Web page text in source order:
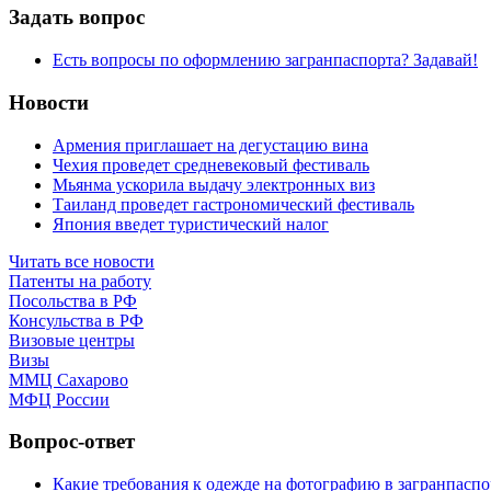
Задать вопрос
Есть вопросы по оформлению загранпаспорта? Задавай!
Новости
Армения приглашает на дегустацию вина
Чехия проведет средневековый фестиваль
Мьянма ускорила выдачу электронных виз
Таиланд проведет гастрономический фестиваль
Япония введет туристический налог
Читать все новости
Патенты на работу
Посольства в РФ
Консульства в РФ
Визовые центры
Визы
ММЦ Сахарово
МФЦ России
Вопрос-ответ
Какие требования к одежде на фотографию в